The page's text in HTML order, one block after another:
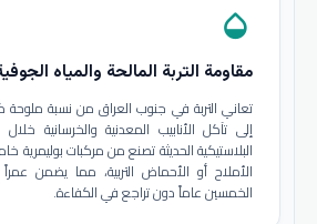
opacity
مقاومة التربة المالحة والمياه
تعاني التربة في جنوب العراق من نسبة ملوحة
إلى تآكل الأنابيب المعدنية والخرسانية خلال
البلاستيكية الحديثة تصنع من مركبات بوليمرية
الأملاح أو الأحماض التربية، مما يضمن عمراً
الخمسين عاماً دون تراجع في الكفاءة.